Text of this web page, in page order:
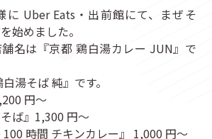
に Uber Eats・出前館にて、まぜそ
始めました。
名は『京都 鶏白湯カレー JUN』で
湯そば 純』です。
円～
ば』1,300 円～
100 時間 チキンカレー』 1,000 円～